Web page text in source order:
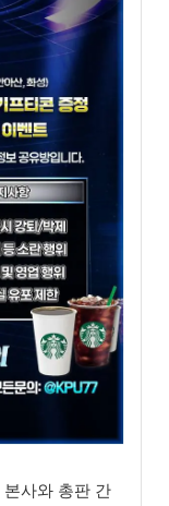
사와 총판 간